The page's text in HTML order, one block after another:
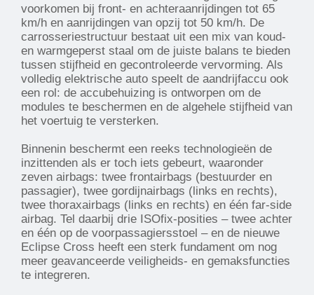
voorkomen bij front- en achteraanrijdingen tot 65
km/h en aanrijdingen van opzij tot 50 km/h. De
carrosseriestructuur bestaat uit een mix van koud-
en warmgeperst staal om de juiste balans te bieden
tussen stijfheid en gecontroleerde vervorming. Als
volledig elektrische auto speelt de aandrijfaccu ook
een rol: de accubehuizing is ontworpen om de
modules te beschermen en de algehele stijfheid van
het voertuig te versterken.
Binnenin beschermt een reeks technologieën de
inzittenden als er toch iets gebeurt, waaronder
zeven airbags: twee frontairbags (bestuurder en
passagier), twee gordijnairbags (links en rechts),
twee thoraxairbags (links en rechts) en één far-side
airbag. Tel daarbij drie ISOfix-posities – twee achter
en één op de voorpassagiersstoel – en de nieuwe
Eclipse Cross heeft een sterk fundament om nog
meer geavanceerde veiligheids- en gemaksfuncties
te integreren.